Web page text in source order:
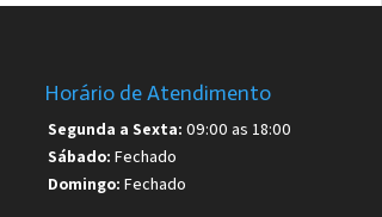
Horário de Atendimento
Segunda a Sexta: 09:00 as 18:00
Sábado: Fechado
Domingo: Fechado